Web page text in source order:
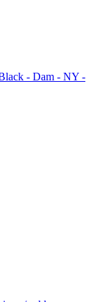
- Dam - NY -